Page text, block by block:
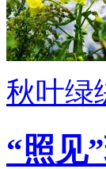
秋叶绿
“照见